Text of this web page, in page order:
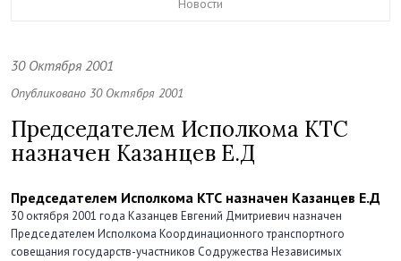
30 Октября 2001
Опубликовано 30 Октября 2001
Председателем Исполкома КТС
назначен Казанцев Е.Д
Председателем Исполкома КТС назначен Казанцев Е.Д
30 октября 2001 года Казанцев Евгений Дмитриевич назначен
Председателем Исполкома Координационного транспортного
совещания государств-участников Содружества Независимых
Новости